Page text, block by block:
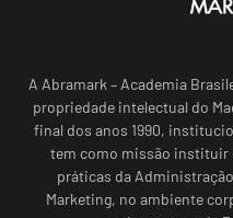
A Abramark – Academia
propriedade intelectual do
final dos anos 1990,
tem como missão instituir
práticas da
Marketing, no ambiente